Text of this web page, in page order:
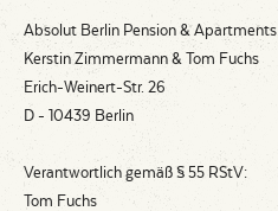
Absolut Berlin Pension & Apartments
Kerstin Zimmermann & Tom Fuchs
Erich-Weinert-Str. 26
D - 10439 Berlin
Verantwortlich gemäß § 55 RStV:
Tom Fuchs